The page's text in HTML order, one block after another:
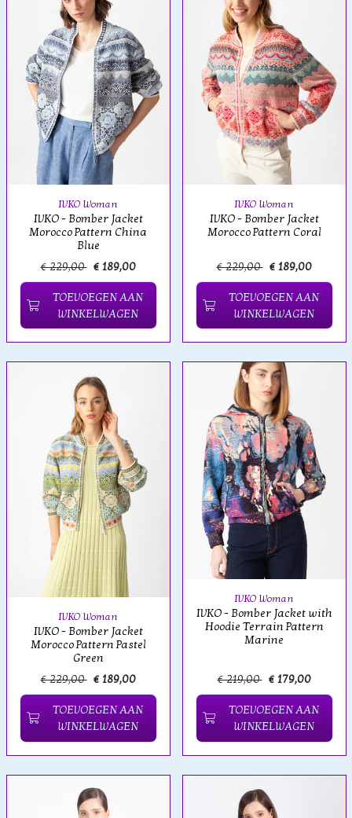
IVKO Woman
IVKO - Bomber Jacket
Morocco Pattern China
Blue
€ 229,00 € 189,00
TOEVOEGEN AAN
WINKELWAGEN
IVKO Woman
IVKO - Bomber Jacket
Morocco Pattern Coral
€ 229,00 € 189,00
TOEVOEGEN AAN
WINKELWAGEN
IVKO Woman
IVKO - Bomber Jacket
Morocco Pattern Pastel
Green
€ 229,00 € 189,00
TOEVOEGEN AAN
WINKELWAGEN
IVKO Woman
IVKO - Bomber Jacket with
Hoodie Terrain Pattern
Marine
€ 219,00 € 179,00
TOEVOEGEN AAN
WINKELWAGEN